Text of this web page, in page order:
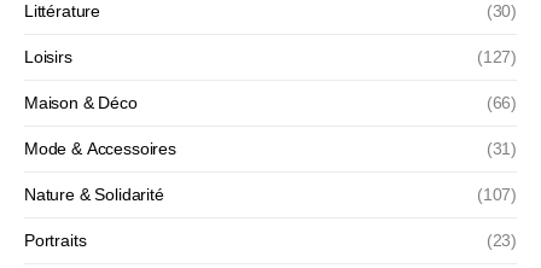
Littérature (30)
Loisirs (127)
Maison & Déco (66)
Mode & Accessoires (31)
Nature & Solidarité (107)
Portraits (23)